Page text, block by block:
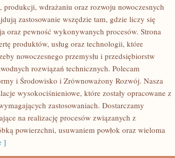
produkcji, wdrażaniu oraz rozwoju nowoczesnych
zastosowanie wszędzie tam, gdzie liczy się
oraz pewność wykonywanych procesów. Strona
produktów, usług oraz technologii, które
nowoczesnego przemysłu i przedsiębiorstw
rozwiązań technicznych. Polecam
i Środowisko i Zrównoważony Rozwój. Nasza
wysokociśnieniowe, które zostały opracowane z
zastosowaniach. Dostarczamy
na realizację procesów związanych z
powierzchni, usuwaniem powłok oraz wieloma
]